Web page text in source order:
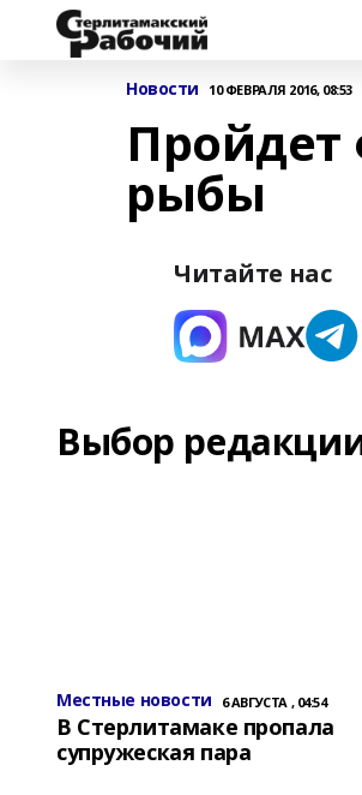
Новости 10 ФЕВРАЛЯ 2016, 08:53
Пройдет
рыбы
Читайте нас
Выбор
Местные новости 6 АВГУСТА , 04:54
В Стерлитамаке пропала
супружеская пара